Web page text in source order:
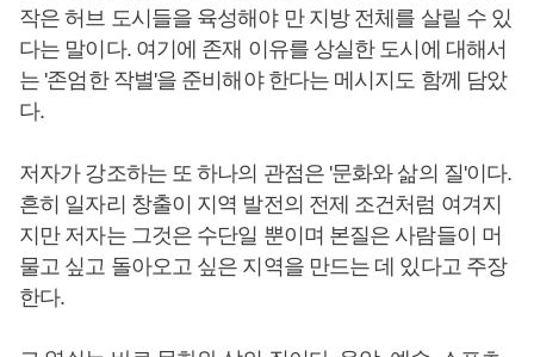
작은 허브 도시들을 육성해야 만 지방 전체를 살릴 수 있
다는 말이다. 여기에 존재 이유를 상실한 도시에 대해서
는 '존엄한 작별'을 준비해야 한다는 메시지도 함께 담았
다.
저자가 강조하는 또 하나의 관점은 '문화와 삶의 질'이다.
흔히 일자리 창출이 지역 발전의 전제 조건처럼 여겨지
지만 저자는 그것은 수단일 뿐이며 본질은 사람들이 머
물고 싶고 돌아오고 싶은 지역을 만드는 데 있다고 주장
한다.